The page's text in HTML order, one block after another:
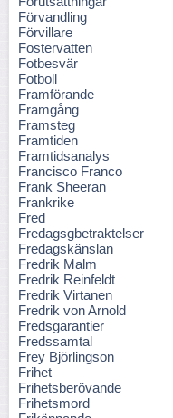
Förvandling
Förvillare
Fostervatten
Fotbesvär
Fotboll
Framförande
Framgång
Framsteg
Framtiden
Framtidsanalys
Francisco Franco
Frank Sheeran
Frankrike
Fred
Fredagsgbetraktelser
Fredagskänslan
Fredrik Malm
Fredrik Reinfeldt
Fredrik Virtanen
Fredrik von Arnold
Fredsgarantier
Fredssamtal
Frey Björlingson
Frihet
Frihetsberövande
Frihetsmord